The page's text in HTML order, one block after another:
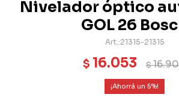
Nivelador óptico
GOL 26
21315-21315
$ 16.053 $
5